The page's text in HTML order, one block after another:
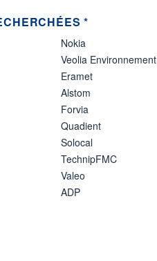
*
Nokia
Veolia Environnement
Eramet
Alstom
Forvia
Quadient
Solocal
TechnipFMC
Valeo
ADP